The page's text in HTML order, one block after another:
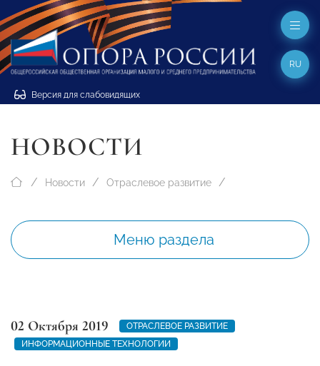
Версия для слабовидящих
RU
НОВОСТИ
Новости Отраслевое развитие
Меню раздела
02 Октября 2019
ОТРАСЛЕВОЕ РАЗВИТИЕ
ИНФОРМАЦИОННЫЕ ТЕХНОЛОГИИ